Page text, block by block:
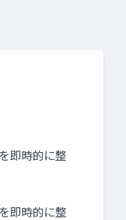
即時的に整
即時的に整